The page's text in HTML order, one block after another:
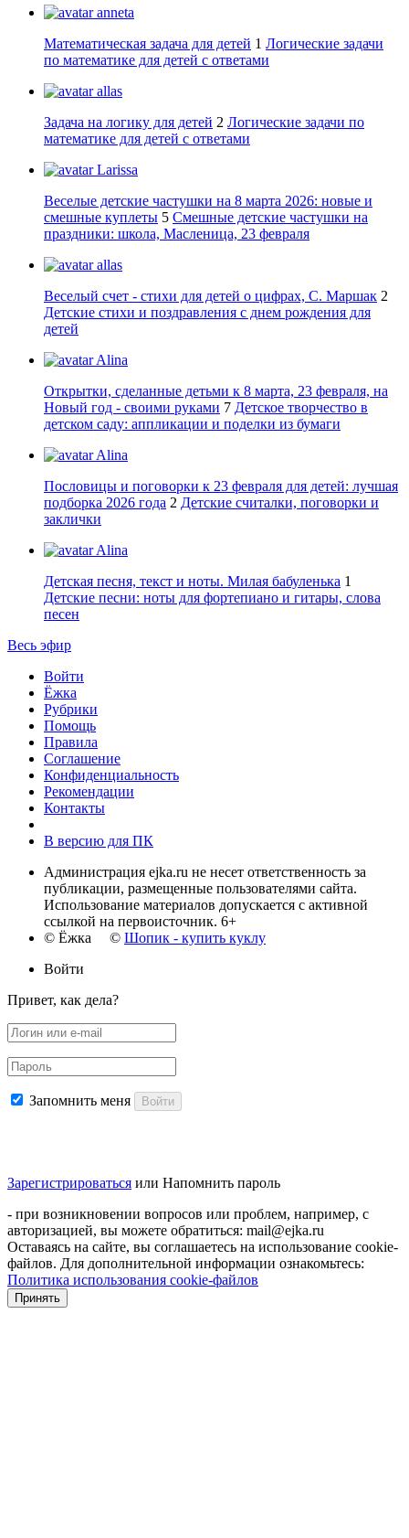
anneta
Математическая задача для детей 1 Логические задачи
по математике для детей с ответами
allas
Задача на логику для детей 2 Логические задачи по
математике для детей с ответами
Larissa
Веселые детские частушки на 8 марта 2026: новые и
смешные куплеты 5 Смешные детские частушки на
праздники: школа, Масленица, 23 февраля
allas
Веселый счет - стихи для детей о цифрах, С. Маршак 2
Детские стихи и поздравления с днем рождения для
детей
Alina
Открытки, сделанные детьми к 8 марта, 23 февраля, на
Новый год - своими руками 7 Детское творчество в
детском саду: аппликации и поделки из бумаги
Alina
Пословицы и поговорки к 23 февраля для детей: лучшая
подборка 2026 года 2 Детские считалки, поговорки и
заклички
Alina
Детская песня, текст и ноты. Милая бабуленька 1
Детские песни: ноты для фортепиано и гитары, слова
песен
Весь эфир
Войти
Ёжка
Рубрики
Помощь
Правила
Соглашение
Конфиденциальность
Рекомендации
Контакты
В версию для ПК
Администрация ejka.ru не несет ответственность за
публикации, размещенные пользователями сайта.
Использование материалов допускается с активной
ссылкой на первоисточник. 6+
© Ёжка © Шопик - купить куклу
Войти
Привет, как дела?
Запомнить меня Войти
Зарегистрироваться или Напомнить пароль
- при возникновении вопросов или проблем, например, с
авторизацией, вы можете обратиться: mail@ejka.ru
Оставаясь на сайте, вы соглашаетесь на использование cookie-
файлов. Для дополнительной информации ознакомьтесь:
Политика использования cookie-файлов
Принять